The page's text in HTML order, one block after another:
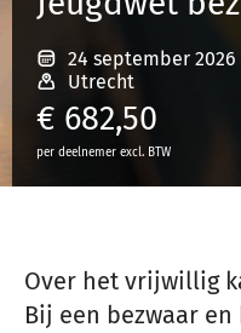
24 september 2026
Utrecht
€ 682,50
per deelnemer excl. BTW
Over het vrijwillig
Bij een bezwaar